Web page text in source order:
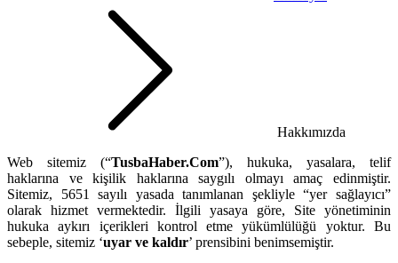
Hakkımızda
Web sitemiz (“TusbaHaber.Com”), hukuka, yasalara, telif
haklarına ve kişilik haklarına saygılı olmayı amaç edinmiştir.
Sitemiz, 5651 sayılı yasada tanımlanan şekliyle “yer sağlayıcı”
olarak hizmet vermektedir. İlgili yasaya göre, Site yönetiminin
hukuka aykırı içerikleri kontrol etme yükümlülüğü yoktur. Bu
sebeple, sitemiz ‘uyar ve kaldır’ prensibini benimsemiştir.